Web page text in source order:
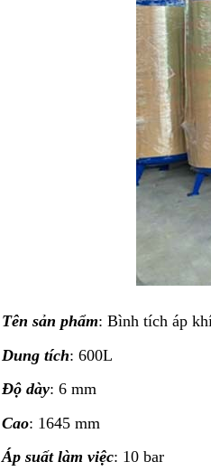
Tên sản phẩm: Bình tích áp
Dung tích: 600L
Độ dày: 6 mm
Cao: 1645 mm
Áp suất làm việc: 10 bar